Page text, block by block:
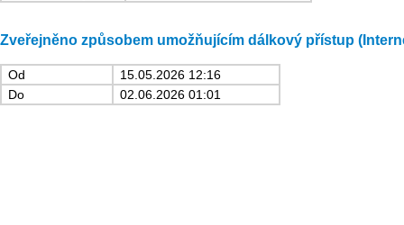
Zveřejněno způsobem umožňujícím dálkový přístup
Od
15.05.2026 12:16
Do
02.06.2026 01:01